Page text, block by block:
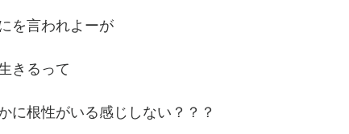
を言われよーが
きるって
に根性がいる感じしない？？？